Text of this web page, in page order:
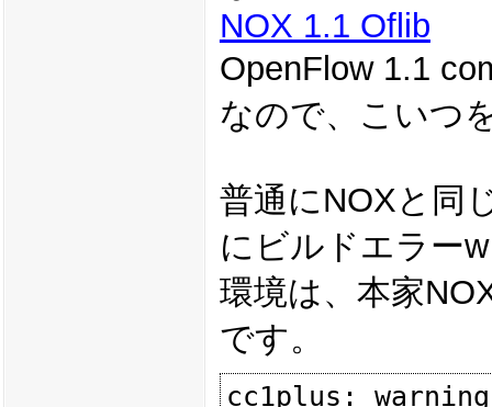
NOX 1.1 Oflib
OpenFlow 1.1
なので、こいつ
普通にNOXと同
にビルドエラーw
環境は、本家
です。
cc1plus: